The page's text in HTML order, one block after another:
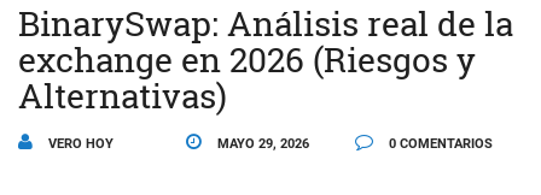
BinarySwap: Análisis real de la
exchange en 2026 (Riesgos y
Alternativas)
VERO HOY MAYO 29, 2026 0 COMENTARIOS